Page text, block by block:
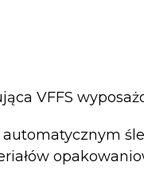
VFFS
automatycznym